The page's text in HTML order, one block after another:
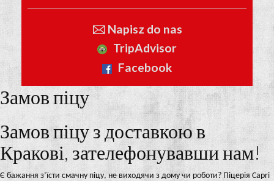
🖂 Napisz do nas
TripAdvisor
Facebook
Замов піцу
Замов піцу з доставкою в
Кракові, зателефонувавши нам!
Є бажання з’їсти смачну піцу, не виходячи з дому чи роботи? Піцерія Capri